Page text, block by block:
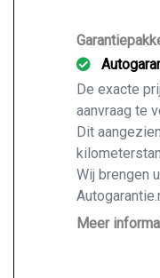
De exacte
aanvraag te
Dit
Wij brengen
Vraag ons
Meer